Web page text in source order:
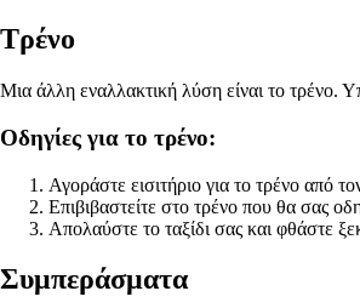
Τρένο
Μια άλλη εναλλακτική λύση είναι το τρένο.
Οδηγίες για το τρένο:
Αγοράστε εισιτήριο για το τρένο από
Επιβιβαστείτε στο τρένο που θα σας
Απολαύστε το ταξίδι σας και φθάστε
Συμπεράσματα